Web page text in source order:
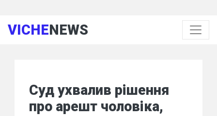
VICHENEWS
Суд ухвалив рішення
про арешт чоловіка,